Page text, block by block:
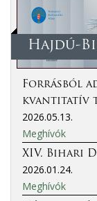
Hajdú-
Forrásból
kvantitatív
2026.05.13.
Meghívók
XIV. Bihari
2026.01.24.
Meghívók